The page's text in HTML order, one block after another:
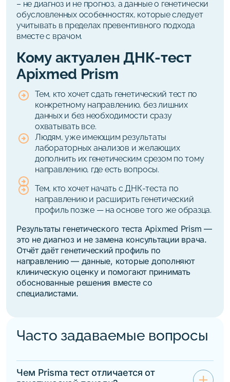
– не диагноз и не прогноз, а данные о генетически
обусловленных особенностях, которые следует
учитывать в пределах превентивного подхода
вместе с врачом.
Кому актуален ДНК-тест
Apixmed Prism
Тем, кто хочет сдать генетический тест по
конкретному направлению, без лишних
данных и без необходимости сразу
охватывать все.
Людям, уже имеющим результаты
лабораторных анализов и желающих
дополнить их генетическим срезом по тому
направлению, где есть вопросы.
Тем, кто хочет начать с ДНК-теста по
направлению и расширить генетический
профиль позже — на основе того же образца.
Результаты генетического теста Apixmed Prism —
это не диагноз и не замена консультации врача.
Отчёт даёт генетический профиль по
направлению — данные, которые дополняют
клиническую оценку и помогают принимать
обоснованные решения вместе со
специалистами.
Часто задаваемые вопросы
Чем Prisma тест отличается от